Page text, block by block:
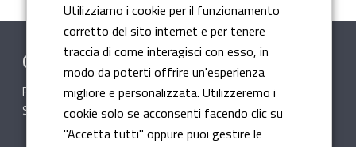
Qualità
Perseguiamo la qualità in ogni settore.
Siamo certificati ISO 9001>>
Utilizziamo i cookie per il funzionamento
corretto del sito internet e per tenere
traccia di come interagisci con esso, in
modo da poterti offrire un'esperienza
migliore e personalizzata. Utilizzeremo i
cookie solo se acconsenti facendo clic su
"Accetta tutti" oppure puoi gestire le